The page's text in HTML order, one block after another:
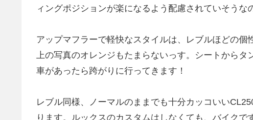
ィングポジションが楽になるよう配慮されていそうな
アップマフラーで軽快なスタイルは、レブルほどの個
上の写真のオレンジもたまらないっす。シートから
車があったら跨がりに行ってきます！
レブル同様、ノーマルのままでも十分カッコいい
ります。ルックスのカスタムはしなくても、バイク